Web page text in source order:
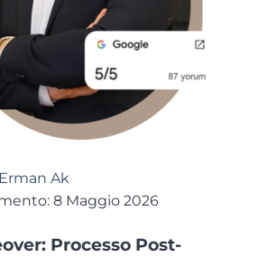
Ak
8 Maggio 2026
Processo Post-